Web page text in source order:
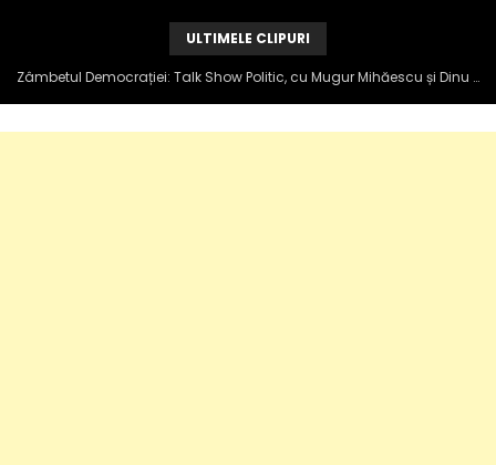
ULTIMELE CLIPURI
Zâmbetul Democrației: Talk Show Politic, cu Mugur Mihăescu și Dinu Popescu